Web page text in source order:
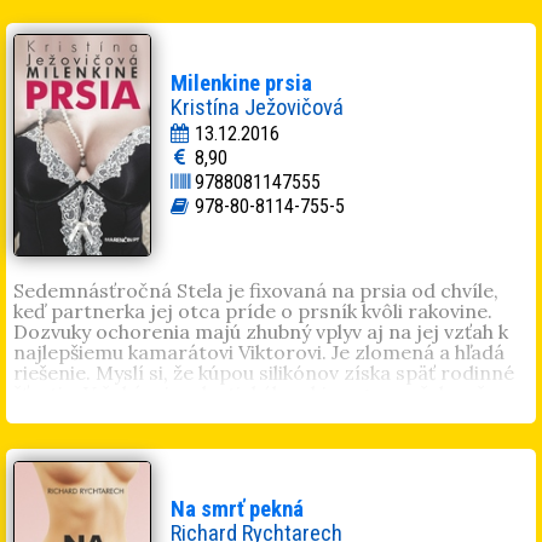
Lena Lemonováje pseudonym bratislavskej autorky
narodenej v Trnave. Vyštudovala politológiu a
pracovala prevažne v IT oblasti. V minulosti sa venovala
spevu a písaniu textov k piesňam. Je vydatá a má dve
deti.
Milenkine prsia
Kristína Ježovičová
13.12.2016
8,90
9788081147555
978-80-8114-755-5
Sedemnásťročná Stela je fixovaná na prsia od chvíle,
keď partnerka jej otca príde o prsník kvôli rakovine.
Dozvuky ochorenia majú zhubný vplyv aj na jej vzťah k
najlepšiemu kamarátovi Viktorovi. Je zlomená a hľadá
riešenie. Myslí si, že kúpou silikónov získa späť rodinné
Kristína Ježovičová(1984) vyštudovala germanistiku
na pedagogickej fakulte Univerzity Komenského.
Písaniu sa venuje aktívne a túto činnosť považuje za
veľmi návykovú. Debutovala historickou romancou
Uväznená v čase
. Je autorkou kníhPodvodníčka
Na smrť pekná
Richard Rychtarech